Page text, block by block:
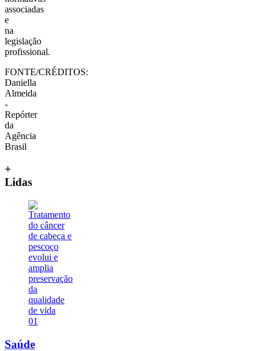
associadas
e
na
legislação
profissional.
FONTE/CRÉDITOS:
Daniella
Almeida
-
Repórter
da
Agência
Brasil
+
Lidas
01
Saúde